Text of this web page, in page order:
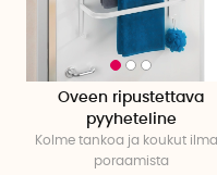
Oveen ripustettava
pyyheteline
Kolme tankoa ja koukut
poraamista